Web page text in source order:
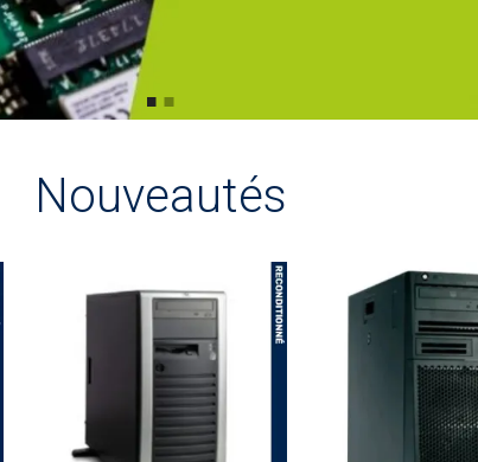
Nouveautés